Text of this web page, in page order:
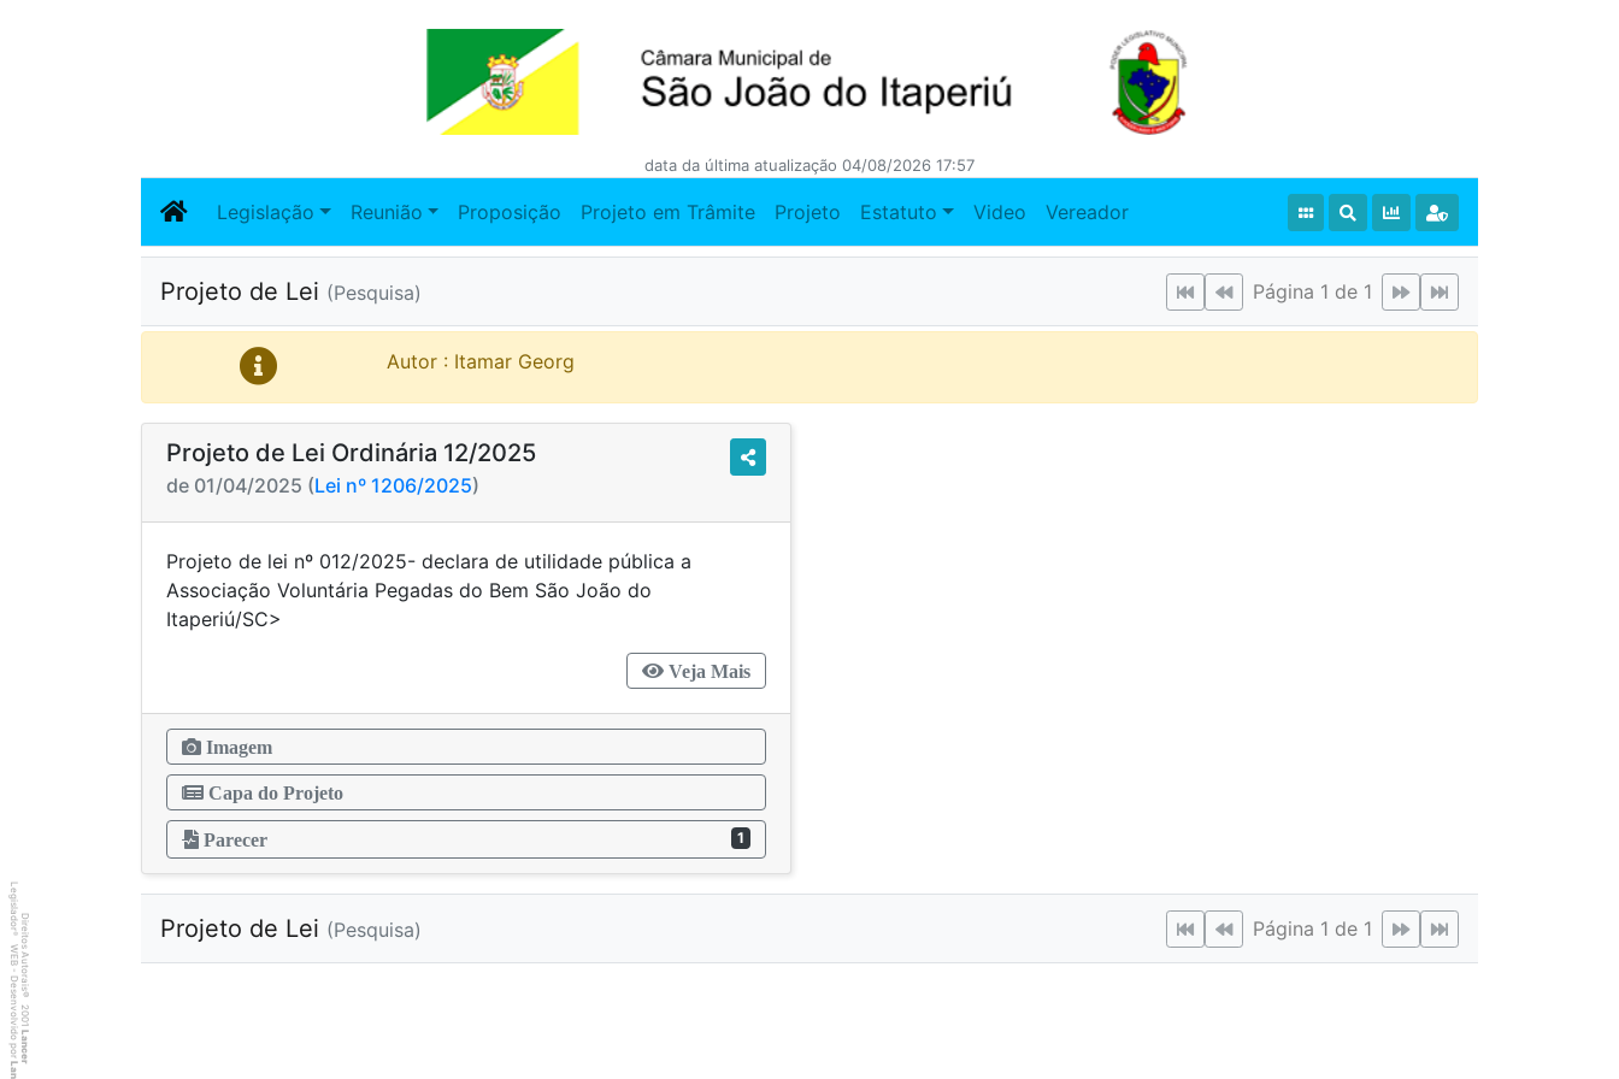
data da última atualização 04/08/2026 17:57
Legislação Reunião Proposição Projeto em Trâmite Projeto Estatuto Video Vereador
Projeto de Lei (Pesquisa) Página 1 de 1
Autor : Itamar Georg
Projeto de Lei Ordinária 12/2025
de 01/04/2025 (Lei nº 1206/2025)
Projeto de lei nº 012/2025- declara de utilidade pública a
Associação Voluntária Pegadas do Bem São João do
Itaperiú/SC>
Veja Mais
Imagem
Capa do Projeto
Parecer 1
Projeto de Lei (Pesquisa) Página 1 de 1
Direitos Autorais
©
2001
Lancer
Legislador
®
WEB - Desenvolvido por